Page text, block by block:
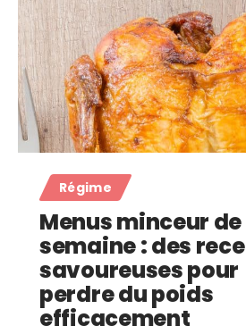
Régime
Menus minceur
semaine : des
savoureuses pour
perdre du poids
efficacement